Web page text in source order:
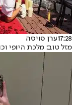
17:28ערן סויסה
מזל טוב: מלכת היופי